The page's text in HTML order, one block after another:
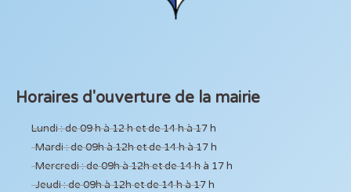
Horaires d'ouverture de la mairie
Lundi : de 09 h à 12 h et de 14 h à 17 h
Mardi : de 09h à 12h et de 14 h à 17 h
Mercredi : de 09h à 12h et de 14 h à 17 h
Jeudi : de 09h à 12h et de 14 h à 17 h